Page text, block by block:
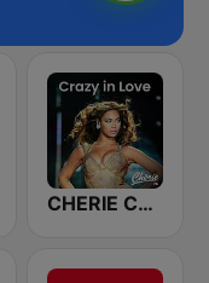
CHERIE CRAZY IN LOVE